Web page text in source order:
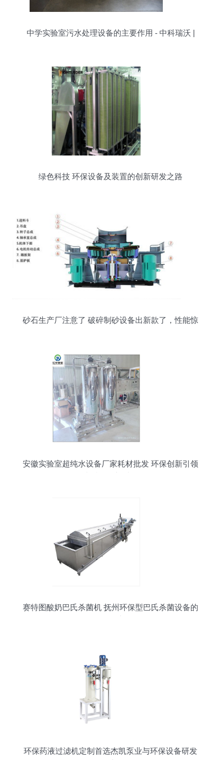
中学实验室污水处理设备的主要作用 - 中科瑞沃 |
绿色科技 环保设备及装置的创新研发之路
砂石生产厂注意了 破碎制砂设备出新款了，性能惊
安徽实验室超纯水设备厂家耗材批发 环保创新引领
赛特图酸奶巴氏杀菌机 抚州环保型巴氏杀菌设备的
环保药液过滤机定制首选杰凯泵业与环保设备研发